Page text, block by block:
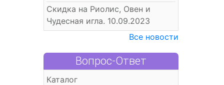
Скидка на Риолис, Овен и
Чудесная игла. 10.09.2023
Все новости
Вопрос-Ответ
Каталог